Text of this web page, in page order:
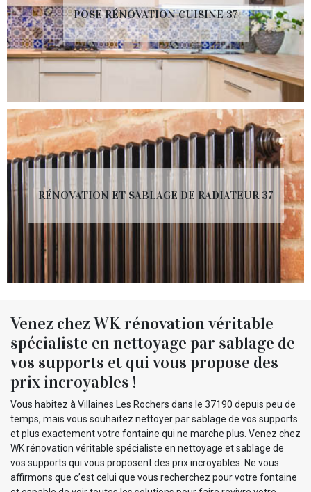
POSE RÉNOVATION CUISINE 37
RÉNOVATION ET SABLAGE DE RADIATEUR 37
Venez chez WK rénovation véritable
spécialiste en nettoyage par sablage de
vos supports et qui vous propose des
prix incroyables !
Vous habitez à Villaines Les Rochers dans le 37190 depuis peu de
temps, mais vous souhaitez nettoyer par sablage de vos supports
et plus exactement votre fontaine qui ne marche plus. Venez chez
WK rénovation véritable spécialiste en nettoyage et sablage de
vos supports qui vous proposent des prix incroyables. Ne vous
affirmons que c’est celui que vous recherchez pour votre fontaine